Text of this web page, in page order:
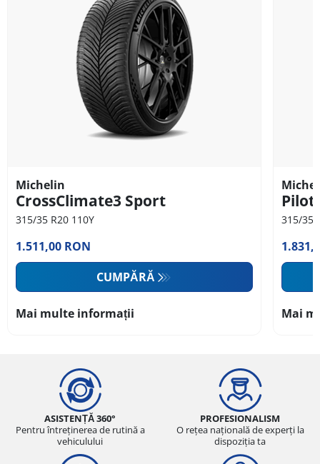
Michelin
CrossClimate3 Sport
315/35 R20 110Y
1.511,00 RON
CUMPĂRĂ
Mai multe informații
Pilot
315/35
Mai
ASISTENȚĂ 360°
Pentru întreținerea de rutină a
vehiculului
PROFESIONALISM
O rețea națională de experți la
dispoziția ta